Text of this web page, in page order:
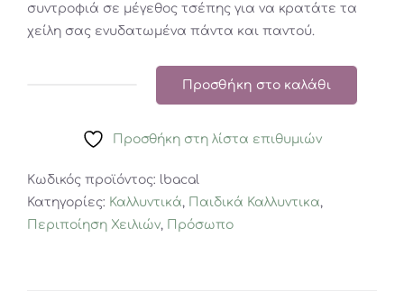
συντροφιά σε μέγεθος τσέπης για να κρατάτε τα
χείλη σας ενυδατωμένα πάντα και παντού.
CARROT
BALM
ποσότητα
Προσθήκη στο καλάθι
Προσθήκη στη λίστα επιθυμιών
Κωδικός προϊόντος: lbacal
Κατηγορίες: Καλλυντικά, Παιδικά Καλλυντικα,
Περιποίηση Χειλιών, Πρόσωπο